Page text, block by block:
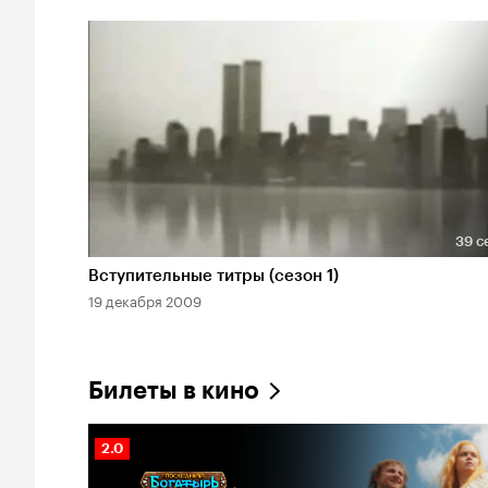
Длительность 39 сек
39
Вступительные титры (сезон 1)
19 декабря 2009
Билеты в кино
Рейтинг
Кинопоиска
2.0